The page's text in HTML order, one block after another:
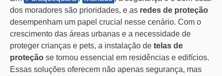
dos moradores são prioridades, e as redes de proteção
desempenham um papel crucial nesse cenário. Com o
crescimento das áreas urbanas e a necessidade de
proteger crianças e pets, a instalação de telas de
proteção se tornou essencial em residências e edifícios.
Essas soluções oferecem não apenas segurança, mas